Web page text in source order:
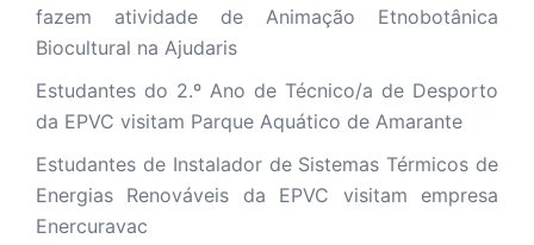
fazem atividade de Animação Etnobotânica
Biocultural na Ajudaris
Estudantes do 2.º Ano de Técnico/a de Desporto
da EPVC visitam Parque Aquático de Amarante
Estudantes de Instalador de Sistemas Térmicos de
Energias Renováveis da EPVC visitam empresa
Enercuravac